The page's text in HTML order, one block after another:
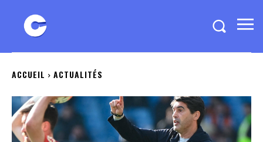
ACCUEIL ACTUALITÉS